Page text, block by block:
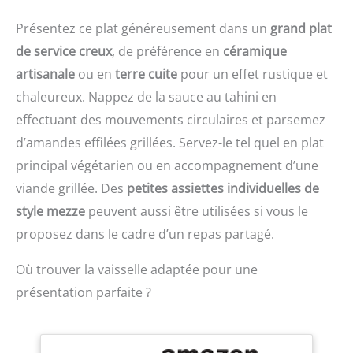
calcium, qui favorise une
peau, des cheveux et des
os sains. Cette pâte à
tartiner naturelle au
sésame contient
également du fer pour
renforcer le système
immunitaire. DÉLICIEUX -
Avec une texture douce,
cette pâte de graines de
délicieux ingrédient
crémeux pouvant être
nombreuses sauces et,
bien entendu, de
cuisson pour ajouter une
note subtile de noix à vos
Présentez ce plat généreusement dans un grand plat
de service creux, de préférence en céramique
artisanale ou en terre cuite pour un effet rustique et
chaleureux. Nappez de la sauce au tahini en
effectuant des mouvements circulaires et parsemez
d’amandes effilées grillées. Servez-le tel quel en plat
principal végétarien ou en accompagnement d’une
viande grillée. Des petites assiettes individuelles de
style mezze peuvent aussi être utilisées si vous le
proposez dans le cadre d’un repas partagé.
Où trouver la vaisselle adaptée pour une
présentation parfaite ?